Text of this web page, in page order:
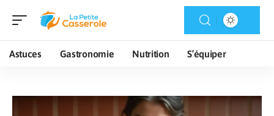
Astuces Gastronomie Nutrition S’équiper